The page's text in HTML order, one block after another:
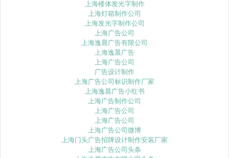
上海楼体发光字制作
上海灯箱制作公司
上海发光字制作公司
上海广告公司
上海逸晨广告有限公司
上海逸晨广告
上海广告公司
广告设计制作
上海广告公司标识制作厂家
上海逸晨广告小红书
上海广告制作公司
上海广告公司
上海广告公司
上海广告公司微博
上海门头广告招牌设计制作安装厂家
上海广告公司头条